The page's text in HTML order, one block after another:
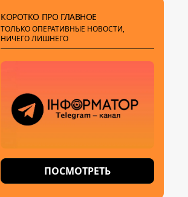
КОРОТКО ПРО ГЛАВНОЕ
ТОЛЬКО ОПЕРАТИВНЫЕ НОВОСТИ,
НИЧЕГО ЛИШНЕГО
ПОСМОТРЕТЬ